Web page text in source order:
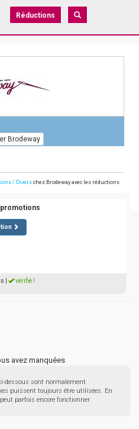
Réductions
Brodeway
/ Divers chez Brodeway avec les réductions
vérifié !
avez manquées
dessous sont normalement
puissent toujours être utilisées. En
parfois encore fonctionner.